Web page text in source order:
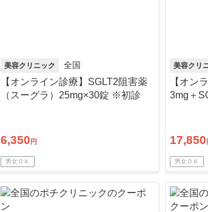
美容クリニック 全国
【オンライン診療】SGLT2阻害薬
（スーグラ）25mg×30錠 ※初診
6,350 円
男女ＯＫ
美容クリ
【オン
3mg＋
17,850
男女ＯＫ